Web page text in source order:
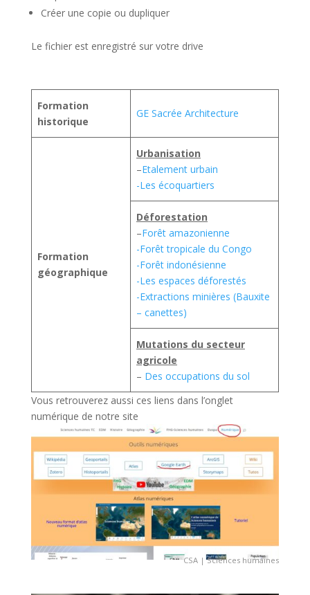
Créer une copie ou dupliquer
Le fichier est enregistré sur votre drive
Formation
historique
GE Sacrée Architecture
Formation
géographique
Urbanisation
–Etalement urbain
-Les écoquartiers
Déforestation
–Forêt amazonienne
-Forêt tropicale du Congo
-Forêt indonésienne
-Les espaces déforestés
-Extractions minières (Bauxite
– canettes)
Mutations du secteur
agricole
– Des occupations du sol
Vous retrouverez aussi ces liens dans l’onglet
numérique de notre site
CSA | Sciences humaines